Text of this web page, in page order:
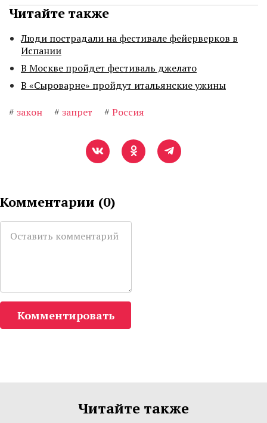
Читайте также
Люди пострадали на фестивале фейерверков в
Испании
В Москве пройдет фестиваль джелато
В «Сыроварне» пройдут итальянские ужины
# закон # запрет # Россия
Комментарии (0)
Комментировать
Читайте также